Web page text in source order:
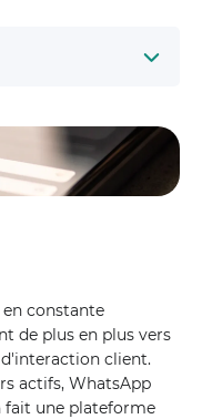
constante
de plus en plus vers
client.
actifs, WhatsApp
fait une plateforme